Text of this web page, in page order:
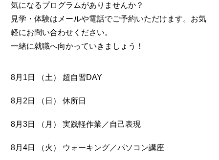
気になるプログラムがありませんか？
見学・体験はメールや電話でご予約いただけます。お気
軽にお問い合わせください。
一緒に就職へ向かっていきましょう！
8月1日 （土） 超自習DAY
8月2日 （日） 休所日
8月3日 （月） 実践軽作業／自己表現
8月4日 （火） ウォーキング／パソコン講座